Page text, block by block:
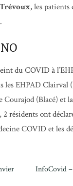
, les patients
du COVID à
les EHPAD
Courajod (Blacé)
2 résidents ont
COVID et les
InfoCovid